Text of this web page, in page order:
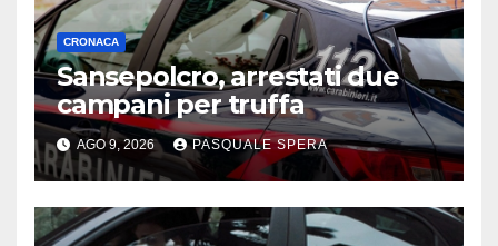
CRONACA
Sansepolcro, arrestati due
campani per truffa
AGO 9, 2026 PASQUALE SPERA